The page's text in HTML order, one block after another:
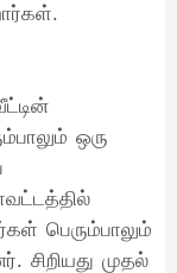
ஒரு
பெரும்பாலும்
முதல்